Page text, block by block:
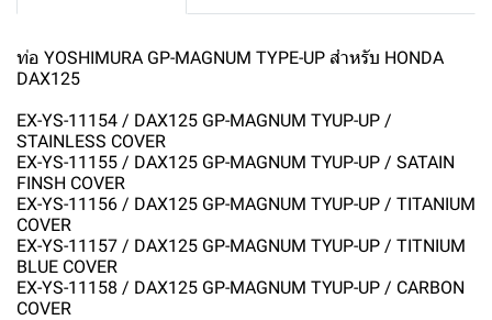
ท่อ YOSHIMURA GP-MAGNUM TYPE-UP สำหรับ HONDA
DAX125
EX-YS-11154 / DAX125 GP-MAGNUM TYUP-UP /
STAINLESS COVER
EX-YS-11155 / DAX125 GP-MAGNUM TYUP-UP / SATAIN
FINSH COVER
EX-YS-11156 / DAX125 GP-MAGNUM TYUP-UP / TITANIUM
COVER
EX-YS-11157 / DAX125 GP-MAGNUM TYUP-UP / TITNIUM
BLUE COVER
EX-YS-11158 / DAX125 GP-MAGNUM TYUP-UP / CARBON
COVER